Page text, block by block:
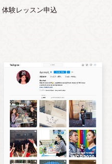
験レッスン申込